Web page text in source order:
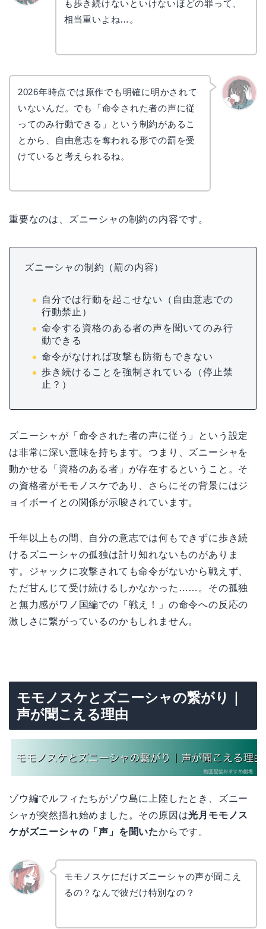
も歩き続けないといけないほどの罪って、
相当重いよね…。
2026年時点では原作でも明確に明かされて
いないんだ。でも「命令された者の声に従
ってのみ行動できる」という制約があるこ
とから、自由意志を奪われる形での罰を受
けていると考えられるね。
重要なのは、ズニーシャの制約の内容です。
ズニーシャの制約（罰の内容）
自分では行動を起こせない（自由意志での
行動禁止）
命令する資格のある者の声を聞いてのみ行
動できる
命令がなければ攻撃も防衛もできない
歩き続けることを強制されている（停止禁
止？）
ズニーシャが「命令された者の声に従う」という設定
は非常に深い意味を持ちます。つまり、ズニーシャを
動かせる「資格のある者」が存在するということ。そ
の資格者がモモノスケであり、さらにその背景にはジ
ョイボーイとの関係が示唆されています。
千年以上もの間、自分の意志では何もできずに歩き続
けるズニーシャの孤独は計り知れないものがありま
す。ジャックに攻撃されても命令がないから戦えず、
ただ甘んじて受け続けるしかなかった……。その孤独
と無力感がワノ国編での「戦え！」の命令への反応の
激しさに繋がっているのかもしれません。
モモノスケとズニーシャの繋がり｜
声が聞こえる理由
ゾウ編でルフィたちがゾウ島に上陸したとき、ズニー
シャが突然揺れ始めました。その原因は光月モモノス
ケがズニーシャの「声」を聞いたからです。
モモノスケにだけズニーシャの声が聞こえ
るの？なんで彼だけ特別なの？